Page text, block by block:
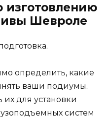
изготовлению
Шевроле
определить, какие
ваши подиумы.
их для установки
систем